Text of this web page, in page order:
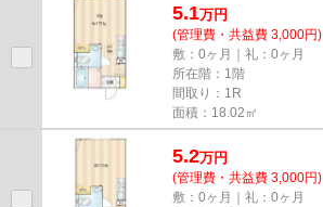
5.1万円
(管理費・共益費 3,000円)
敷：0ヶ月｜礼：0ヶ月
所在階：1階
間取り：1R
面積：18.02㎡
5.2万円
(管理費・共益費 3,000円)
敷：0ヶ月｜礼：0ヶ月